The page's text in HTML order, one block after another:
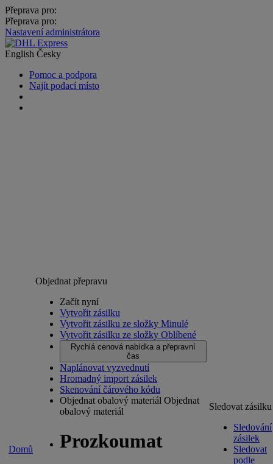
Přeprava pro:
Přeprava pro:
Nastavení administrátora
English Česky
Pomoc a podpora
Najít podací místo
Domů
Objednat přepravu
Začít nyní
Vytvořit zásilku
Vytvořit zásilku ze složky Minulé
Vytvořit zásilku ze složky Oblíbené
Rychlá cenová nabídka a přepravní
čas
Naplánovat vyzvednutí
Hromadný import zásilek
Skenování čárového kódu
Objednat obalový materiál Objednat
obalový materiál
Prozkoumat
Sledovat zásilku
Sledování
zásilek
Sledovat
podle